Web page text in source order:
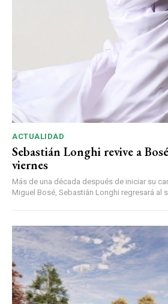
ACTUALIDAD
Sebastián Longhi revive a
viernes
Más de una década después de iniciar su
Miguel Bosé, Sebastián Longhi regresará al